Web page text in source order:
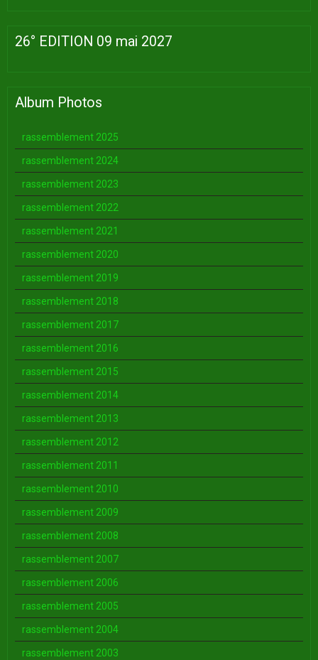
26° EDITION 09 mai 2027
Album Photos
rassemblement 2025
rassemblement 2024
rassemblement 2023
rassemblement 2022
rassemblement 2021
rassemblement 2020
rassemblement 2019
rassemblement 2018
rassemblement 2017
rassemblement 2016
rassemblement 2015
rassemblement 2014
rassemblement 2013
rassemblement 2012
rassemblement 2011
rassemblement 2010
rassemblement 2009
rassemblement 2008
rassemblement 2007
rassemblement 2006
rassemblement 2005
rassemblement 2004
rassemblement 2003